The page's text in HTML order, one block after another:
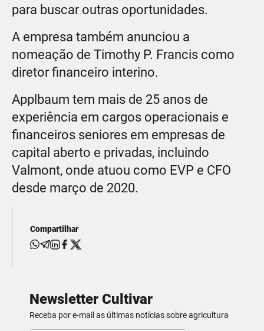
para buscar outras oportunidades.
A empresa também anunciou a
nomeação de Timothy P. Francis como
diretor financeiro interino.
Applbaum tem mais de 25 anos de
experiência em cargos operacionais e
financeiros seniores em empresas de
capital aberto e privadas, incluindo
Valmont, onde atuou como EVP e CFO
desde março de 2020.
Compartilhar
Newsletter Cultivar
Receba por e-mail as últimas notícias sobre agricultura